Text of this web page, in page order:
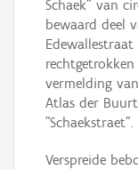
Schaek" van
bewaard deel
Edewallestraat
rechtgetrokken
vermelding
Atlas der
"Schaekstraet".
Verspreide